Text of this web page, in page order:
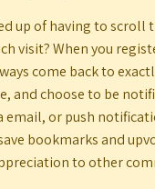
up of having to scroll
visit? When you
come back to
and choose to be
email, or push
bookmarks and
to other